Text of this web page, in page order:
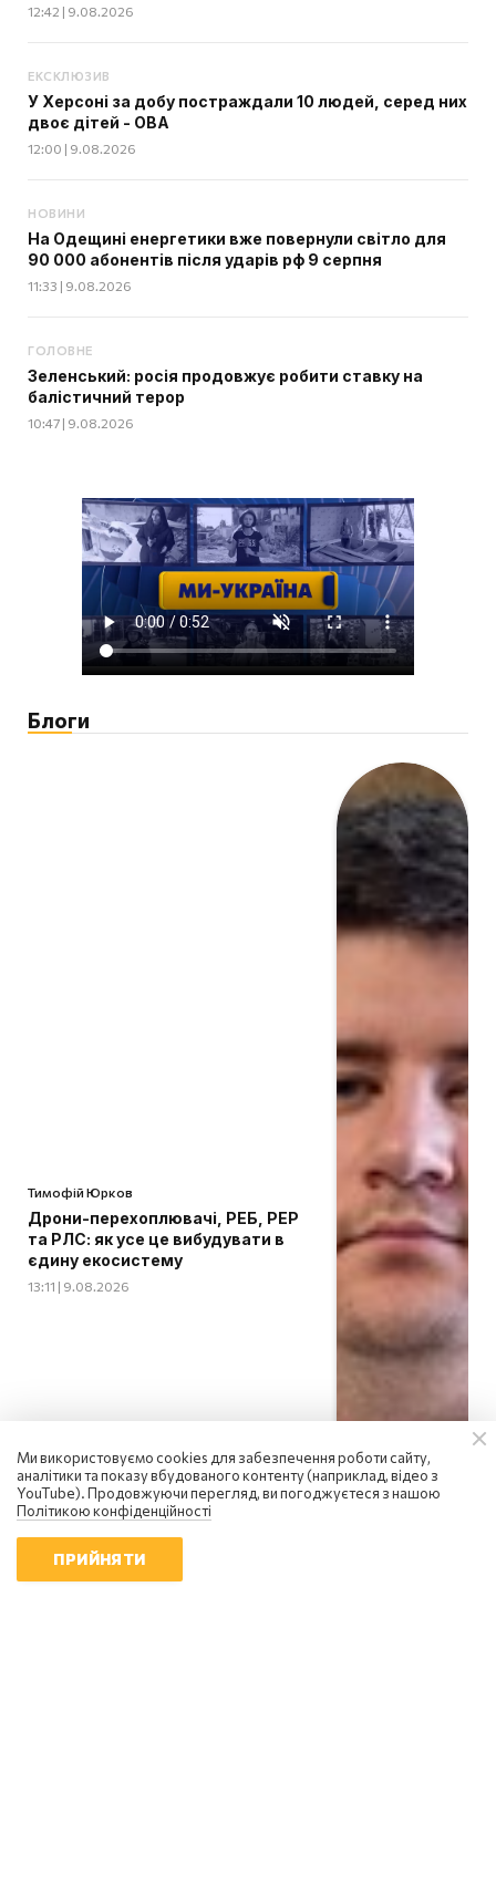
12:42 | 9.08.2026
ЕКСКЛЮЗИВ
У Херсоні за добу постраждали 10 людей, серед них
двоє дітей - ОВА
12:00 | 9.08.2026
НОВИНИ
На Одещині енергетики вже повернули світло для
90 000 абонентів після ударів рф 9 серпня
11:33 | 9.08.2026
ГОЛОВНЕ
Зеленський: росія продовжує робити ставку на
балістичний терор
10:47 | 9.08.2026
Блоги
Тимофій Юрков
Дрони-перехоплювачі, РЕБ, РЕР
та РЛС: як усе це вибудувати в
єдину екосистему
13:11 | 9.08.2026
Ми використовуємо cookies для забезпечення роботи сайту,
аналітики та показу вбудованого контенту (наприклад, відео з
YouTube). Продовжуючи перегляд, ви погоджуєтеся з нашою
Політикою конфіденційності
ПРИЙНЯТИ